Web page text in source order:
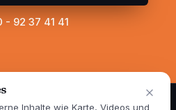
- 92 37 41 41
Inhalte wie Karte, Videos und